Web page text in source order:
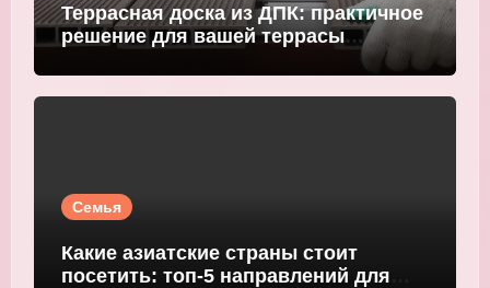
Террасная доска из ДПК: практичное
решение для вашей террасы
Семья
Какие азиатские страны стоит
посетить: топ-5 направлений для